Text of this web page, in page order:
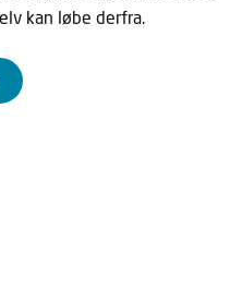
kan løbe derfra.